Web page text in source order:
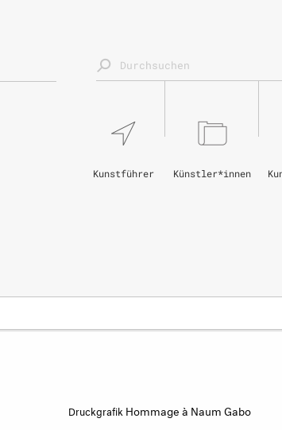
Künstler*innen
Kunstführer
Druckgrafik Hommage à Naum Gabo